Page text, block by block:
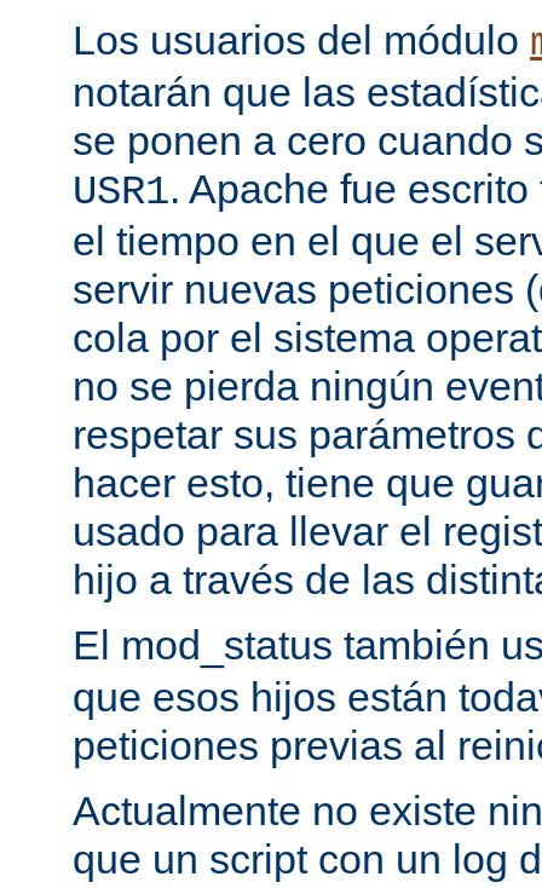
Los usuarios del módulo
notarán que las
se ponen a cero cuando
USR1. Apache fue
el tiempo en el que el
servir nuevas peticiones
cola por el sistema
no se pierda ningún
respetar sus parámetros
hacer esto, tiene que
usado para llevar el
hijo a través de las
El mod_status también
que esos hijos están
peticiones previas al
Actualmente no existe
que un script con un log